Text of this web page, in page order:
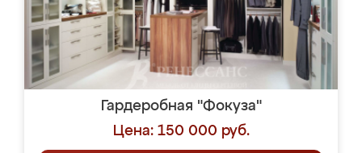
Гардеробная "Фокуза"
Цена: 150 000 руб.